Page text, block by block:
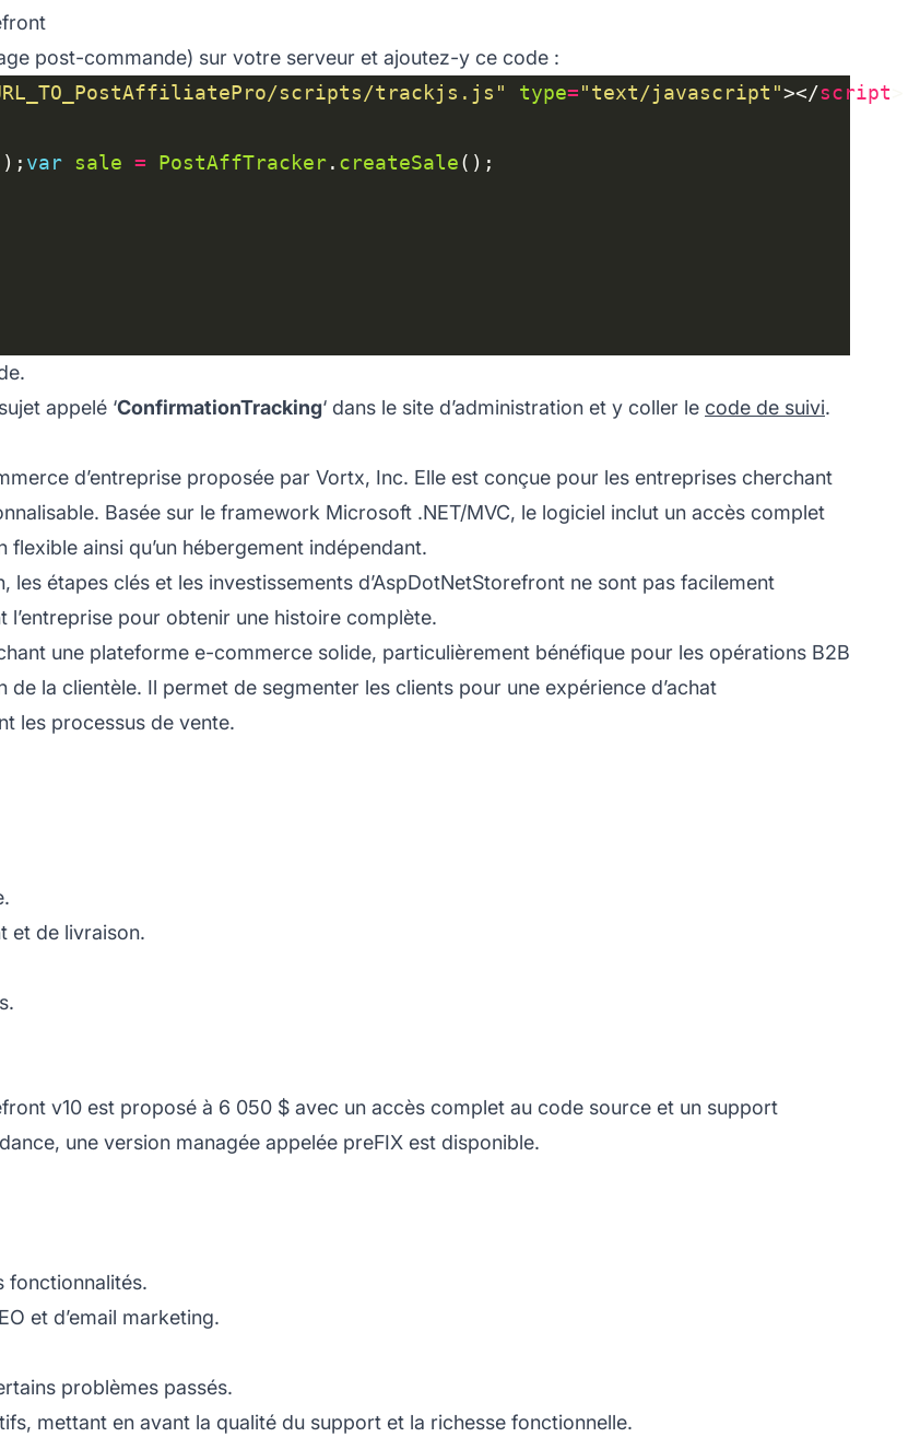
post-commande) sur votre serveur et ajoutez-y ce code :
scripts/trackjs.js" type="text/javascript"></script
); var sale = PostAffTracker. createSale
appelé ‘ConfirmationTracking‘ dans le site d’administration et y coller le code de suivi.
d’entreprise proposée par Vortx, Inc. Elle est conçue pour les entreprises cherchant
Basée sur le framework Microsoft .NET/MVC, le logiciel inclut un accès complet
ainsi qu’un hébergement indépendant.
étapes clés et les investissements d’AspDotNetStorefront ne sont pas facilement
pour obtenir une histoire complète.
une plateforme e-commerce solide, particulièrement bénéfique pour les opérations B2B
la clientèle. Il permet de segmenter les clients pour une expérience d’achat
les processus de vente.
et de livraison.
v10 est proposé à 6 050 $ avec un accès complet au code source et un support
une version managée appelée preFIX est disponible.
fonctionnalités.
et d’email marketing.
problèmes passés.
mettant en avant la qualité du support et la richesse fonctionnelle.